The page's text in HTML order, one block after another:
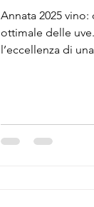
Annata 2025
ottimale delle
l’eccellenza di